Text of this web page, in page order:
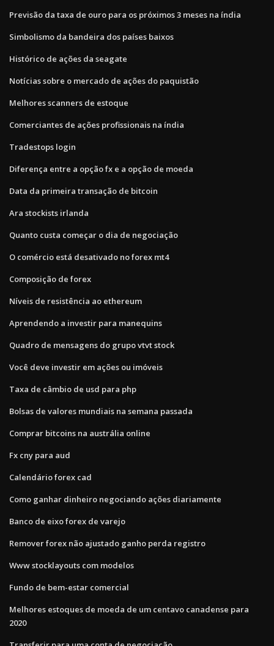
Previsão da taxa de ouro para os próximos 3 meses na índia
Simbolismo da bandeira dos países baixos
Histórico de ações da seagate
Notícias sobre o mercado de ações do paquistão
Melhores scanners de estoque
Comerciantes de ações profissionais na índia
Tradestops login
Diferença entre a opção fx e a opção de moeda
Data da primeira transação de bitcoin
Ara stockists irlanda
Quanto custa começar o dia de negociação
O comércio está desativado no forex mt4
Composição de forex
Níveis de resistência ao ethereum
Aprendendo a investir para manequins
Quadro de mensagens do grupo vtvt stock
Você deve investir em ações ou imóveis
Taxa de câmbio de usd para php
Bolsas de valores mundiais na semana passada
Comprar bitcoins na austrália online
Fx cny para aud
Calendário forex cad
Como ganhar dinheiro negociando ações diariamente
Banco de eixo forex de varejo
Remover forex não ajustado ganho perda registro
Www stocklayouts com modelos
Fundo de bem-estar comercial
Melhores estoques de moeda de um centavo canadense para
2020